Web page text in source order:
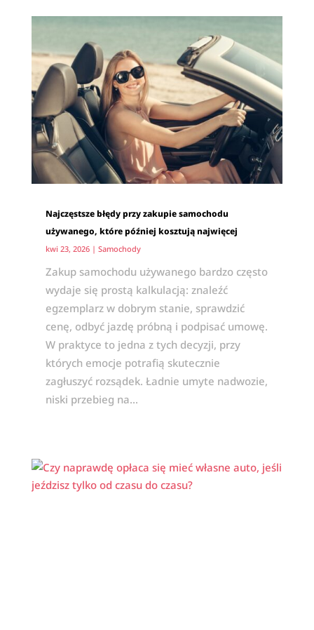
Najczęstsze błędy przy zakupie samochodu
używanego, które później kosztują najwięcej
kwi 23, 2026| Samochody
Zakup samochodu używanego bardzo często
wydaje się prostą kalkulacją: znaleźć
egzemplarz w dobrym stanie, sprawdzić
cenę, odbyć jazdę próbną i podpisać umowę.
W praktyce to jedna z tych decyzji, przy
których emocje potrafią skutecznie
zagłuszyć rozsądek. Ładnie umyte nadwozie,
niski przebieg na...